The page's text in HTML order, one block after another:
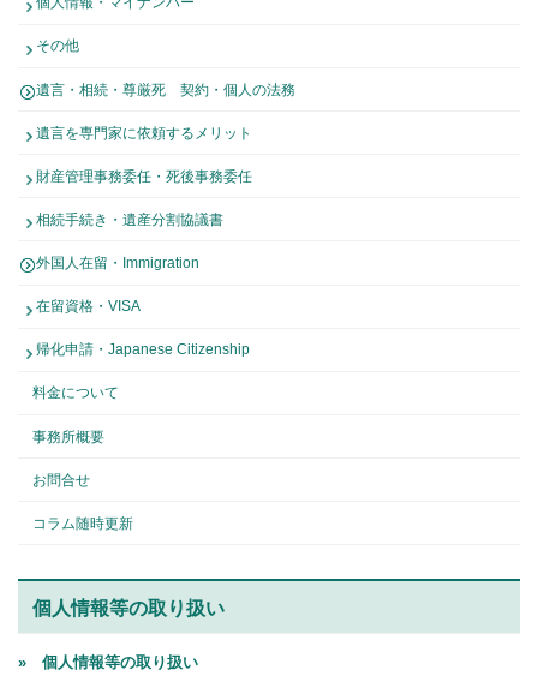
その他
遺言・相続・尊厳死 契約・個人の法務
遺言を専門家に依頼するメリット
財産管理事務委任・死後事務委任
相続手続き・遺産分割協議書
外国人在留・Immigration
在留資格・VISA
帰化申請・Japanese Citizenship
料金について
事務所概要
お問合せ
コラム随時更新
個人情報等の取り扱い
» 個人情報等の取り扱い